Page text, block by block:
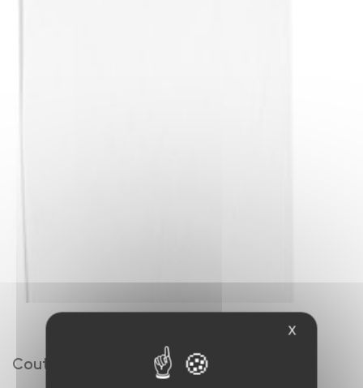
Couteau entremet ISEO
X